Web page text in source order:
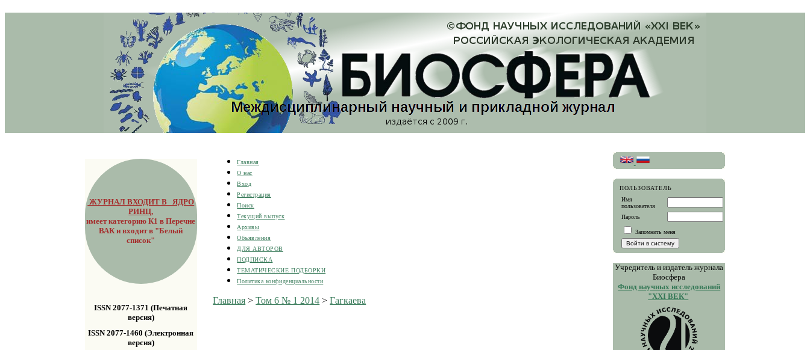
ЖУРНАЛ ВХОДИТ В ЯДРО
РИНЦ,
имеет категорию К1 в Перечне
ВАК и входит в "Белый
список"
ISSN 2077-1371 (Печатная
версия)
ISSN 2077-1460 (Электронная
версия)
ПОЛЬЗОВАТЕЛЬ
Имя
пользователя
Пароль
Запомнить меня
Учредитель и издатель журнала
Биосфера
Фонд научных исследований
"XXI ВЕК"
Главная
О нас
Вход
Регистрация
Поиск
Текущий выпуск
Архивы
Объявления
ДЛЯ АВТОРОВ
ПОДПИСКА
ТЕМАТИЧЕСКИЕ ПОДБОРКИ
Политика конфиденциальности
Главная >Том 6 № 1 2014 >Гагкаева